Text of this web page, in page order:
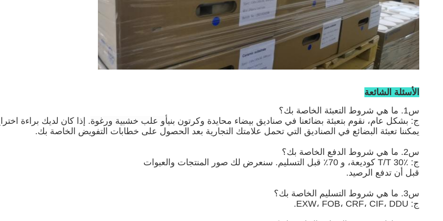
الأسئلة الشائعة
س1. ما هي شروط التعبئة الخاصة بك؟
ج: بشكل عام، نقوم بتعبئة بضائعنا في صناديق بيضاء محايدة وكرتون بنيأو علب خشبية ورغوة. إذا كان لديك براءة
يمكننا تعبئة البضائع في الصناديق التي تحمل علامتك التجارية بعد الحصول على خطابات التفويض الخاصة بك.
س2. ما هي شروط الدفع الخاصة بك؟
ج: T/T 30٪ كوديعة، و 70٪ قبل التسليم. سنعرض لك صور المنتجات والعبوات
قبل أن تدفع الرصيد.
س3. ما هي شروط التسليم الخاصة بك؟
ج: EXW، FOB، CRF، CIF، DDU.